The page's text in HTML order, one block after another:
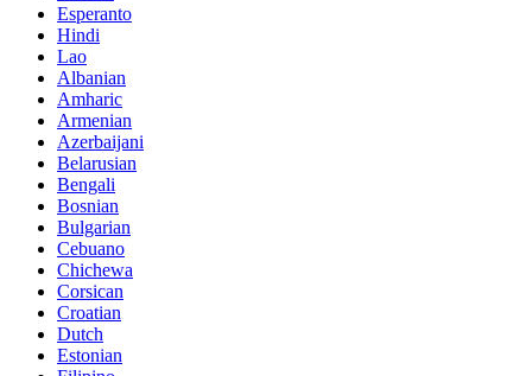
Esperanto
Hindi
Lao
Albanian
Amharic
Armenian
Azerbaijani
Belarusian
Bengali
Bosnian
Bulgarian
Cebuano
Chichewa
Corsican
Croatian
Dutch
Estonian